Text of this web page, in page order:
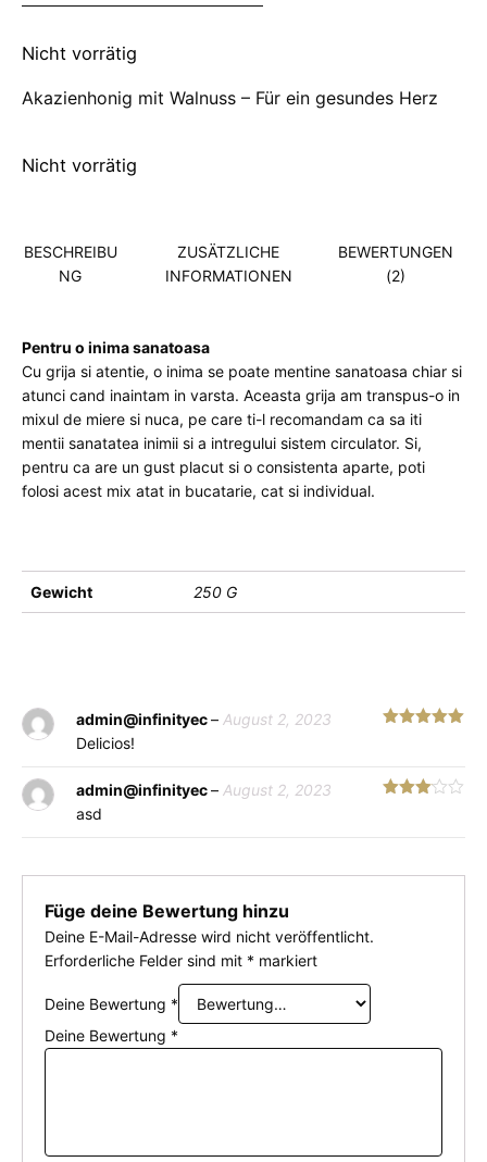
basierend
Kundenbewertungen
Nicht vorrätig
Akazienhonig mit Walnuss – Für ein gesundes Herz
Nicht vorrätig
BESCHREIBU
NG
ZUSÄTZLICHE
INFORMATIONEN
BEWERTUNGEN
(2)
Pentru o inima sanatoasa
Cu grija si atentie, o inima se poate mentine sanatoasa chiar si
atunci cand inaintam in varsta. Aceasta grija am transpus-o in
mixul de miere si nuca, pe care ti-l recomandam ca sa iti
mentii sanatatea inimii si a intregului sistem circulator. Si,
pentru ca are un gust placut si o consistenta aparte, poti
folosi acest mix atat in bucatarie, cat si individual.
Gewicht 250 G
admin@infinityec– August 2, 2023
Delicios!
admin@infinityec– August 2, 2023
asd
Füge deine Bewertung hinzu
Deine E-Mail-Adresse wird nicht veröffentlicht.
Erforderliche Felder sind mit * markiert
Deine Bewertung *
Deine Bewertung *